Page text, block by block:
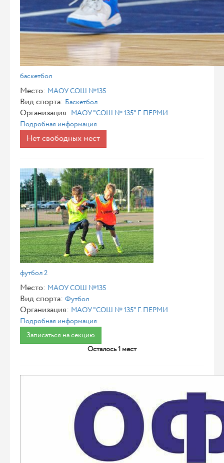
баскетбол
Место: МАОУ СОШ №135
Вид спорта: Баскетбол
Организация: МАОУ "СОШ № 135" Г. ПЕРМИ
Подробная информация
Нет свободных мест
футбол 2
Место: МАОУ СОШ №135
Вид спорта: Футбол
Организация: МАОУ "СОШ № 135" Г. ПЕРМИ
Подробная информация
Записаться на секцию
Осталось 1 мест